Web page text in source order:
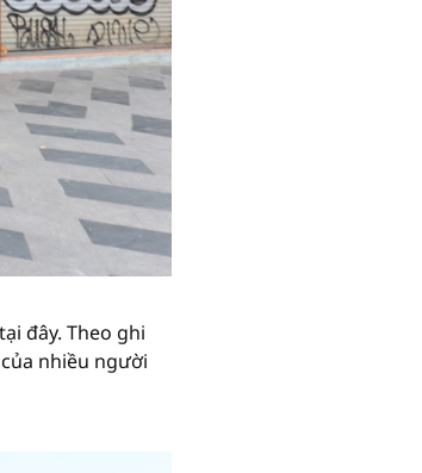
đây. Theo ghi
nhiều người